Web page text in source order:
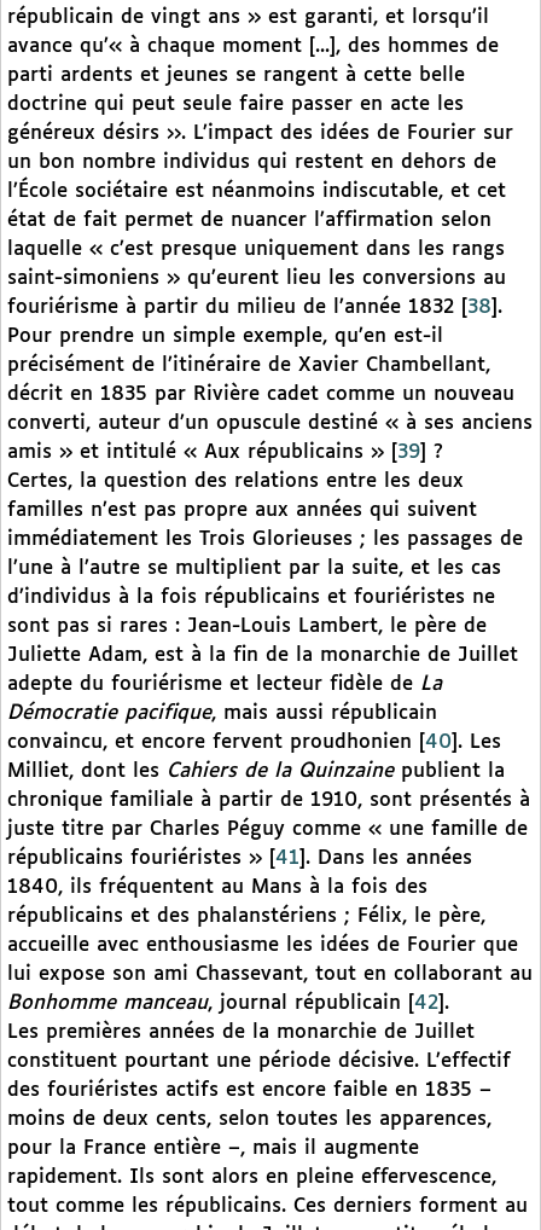
républicain de vingt ans » est garanti, et lorsqu’il
avance qu’« à chaque moment [...], des hommes de
parti ardents et jeunes se rangent à cette belle
doctrine qui peut seule faire passer en acte les
généreux désirs ››. L’impact des idées de Fourier sur
un bon nombre individus qui restent en dehors de
l’École sociétaire est néanmoins indiscutable, et cet
état de fait permet de nuancer l’affirmation selon
laquelle « c’est presque uniquement dans les rangs
saint-simoniens » qu’eurent lieu les conversions au
fouriérisme à partir du milieu de l’année 1832
38 .
Pour prendre un simple exemple, qu’en est-il
précisément de l’itinéraire de Xavier Chambellant,
décrit en 1835 par Rivière cadet comme un nouveau
converti, auteur d’un opuscule destiné « à ses anciens
amis » et intitulé « Aux républicains »
39
?
Certes, la question des relations entre les deux
familles n’est pas propre aux années qui suivent
immédiatement les Trois Glorieuses ; les passages de
l’une à l’autre se multiplient par la suite, et les cas
d’individus à la fois républicains et fouriéristes ne
sont pas si rares : Jean-Louis Lambert, le père de
Juliette Adam, est à la fin de la monarchie de Juillet
adepte du fouriérisme et lecteur fidèle de La
Démocratie pacifique, mais aussi républicain
convaincu, et encore fervent proudhonien
40 . Les
Milliet, dont les Cahiers de la Quinzainepublient la
chronique familiale à partir de 1910, sont présentés à
juste titre par Charles Péguy comme « une famille de
républicains fouriéristes »
41 . Dans les années
1840, ils fréquentent au Mans à la fois des
républicains et des phalanstériens ; Félix, le père,
accueille avec enthousiasme les idées de Fourier que
lui expose son ami Chassevant, tout en collaborant au
Bonhomme manceau, journal républicain 42 .
Les premières années de la monarchie de Juillet
constituent pourtant une période décisive. L’effectif
des fouriéristes actifs est encore faible en 1835 –
moins de deux cents, selon toutes les apparences,
pour la France entière –, mais il augmente
rapidement. Ils sont alors en pleine effervescence,
tout comme les républicains. Ces derniers forment au